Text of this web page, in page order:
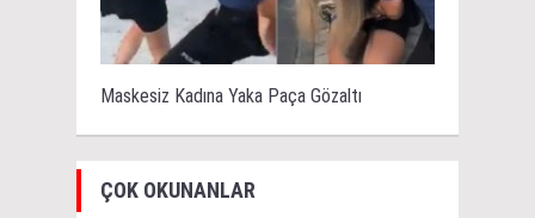
Maskesiz Kadına Yaka Paça Gözaltı
ÇOK OKUNANLAR